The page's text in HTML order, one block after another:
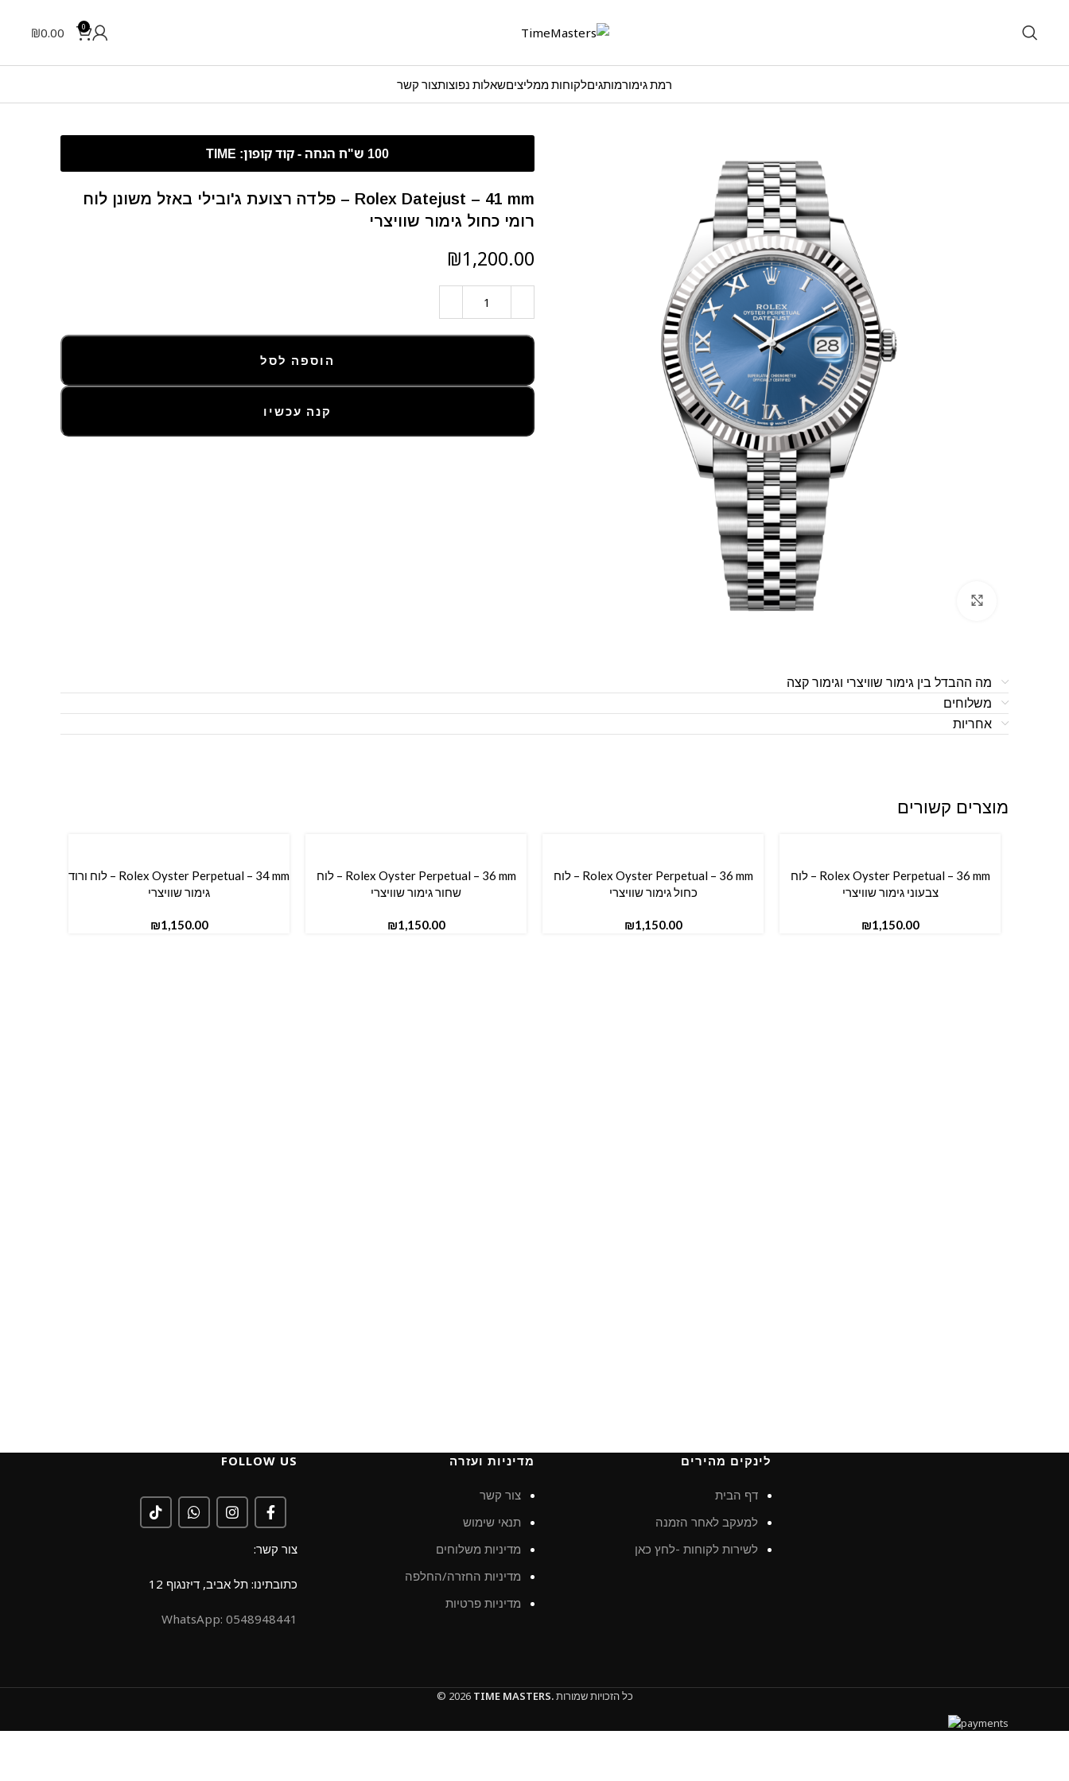
0
₪0.00
רמת גימורמותגיםלקוחות ממליציםשאלות נפוצותצור קשר
Rolex Datejust – 41 mm – פלדה רצועת ג'ובילי באזל משונן לוח
רומי כחול גימור שוויצרי
₪
הוספה לסל
קנה עכשיו
מה ההבדל בין גימור שוויצרי וגימור קצה
משלוחים
אחריות
מוצרים קשורים
הוספה לסל
Rolex Oyster Perpetual – 36 mm – לוח
צבעוני גימור שוויצרי
₪
הוספה לסל
Rolex Oyster Perpetual – 36 mm – לוח
כחול גימור שוויצרי
₪
הוספה לסל
Rolex Oyster Perpetual – 36 mm – לוח
שחור גימור שוויצרי
₪
הוספה לסל
Rolex Oyster Perpetual – 34 mm – לוח ורוד
גימור שוויצרי
₪
לינקים מהירים
דף הבית
למעקב לאחר הזמנה
לשירות לקוחות -לחץ כאן
מדיניות ועזרה
צור קשר
תנאי שימוש
מדיניות משלוחים
מדיניות החזרה/החלפה
מדיניות פרטיות
FOLLOW US
צור קשר:
כתובתינו: תל אביב, דיזנגוף 12
0548948441 :WhatsApp
© 2026 TIME MASTERS.כל הזכויות שמורות